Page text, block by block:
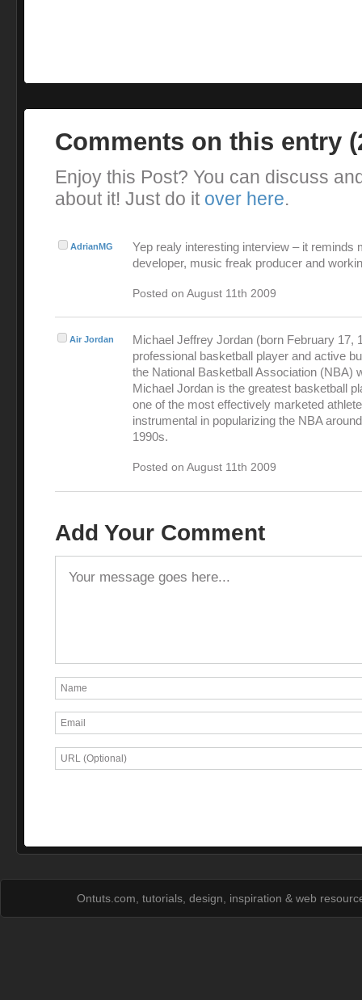
Comments on this entry
Enjoy this Post? You can discuss
about it! Just do it over here.
AdrianMG
Yep realy interesting interview – it reminds
developer, music freak producer and
Posted on August 11th 2009
Air Jordan
Michael Jeffrey Jordan (born February 17,
professional basketball player and active
the National Basketball Association (NBA)
Michael Jordan is the greatest basketball
one of the most effectively marketed
instrumental in popularizing the NBA
1990s.
Posted on August 11th 2009
Add Your Comment
Ontuts.com, tutorials, design, inspiration & web